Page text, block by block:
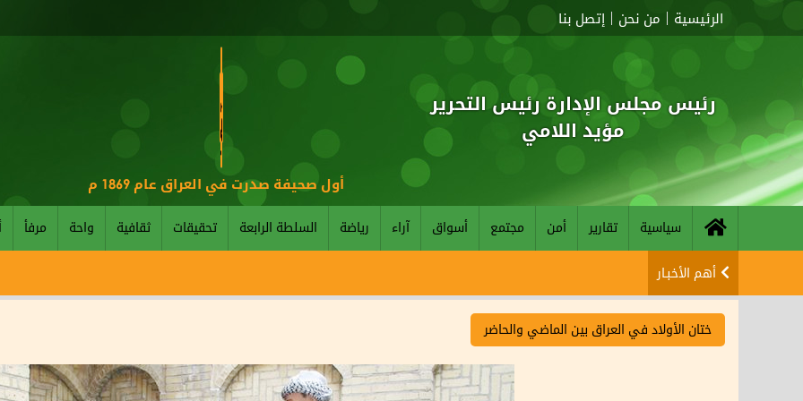
الرئيسية من نحن إتصل بنا
رئيس مجلس الإدارة رئيس التحرير
مؤيد اللامي
أول صحيفة صدرت في العراق عام 1869 م
سياسية تقارير أمن مجتمع أسواق آراء رياضة السلطة الرابعة تحقيقات ثقافية واحة مرفأ
أهم الأخبـار
ختان الأولاد في العراق بين الماضي والحاضر